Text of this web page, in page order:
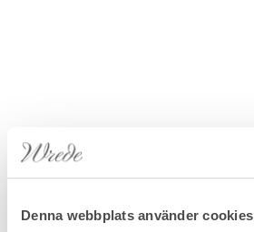
Denna webbplats använder cookies